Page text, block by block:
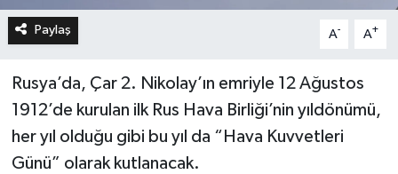
Paylaş A- A+
Rusya’da, Çar 2. Nikolay’ın emriyle 12 Ağustos
1912’de kurulan ilk Rus Hava Birliği’nin yıldönümü,
her yıl olduğu gibi bu yıl da “Hava Kuvvetleri
Günü” olarak kutlanacak.